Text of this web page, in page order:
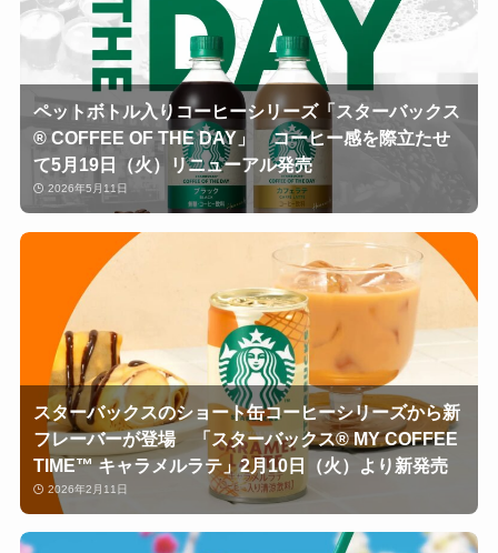
ペットボトル入りコーヒーシリーズ「スターバックス
® COFFEE OF THE DAY」 コーヒー感を際立たせ
て5月19日（火）リニューアル発売
2026年5月11日
スターバックスのショート缶コーヒーシリーズから新
フレーバーが登場 「スターバックス® MY COFFEE
TIME™ キャラメルラテ」2月10日（火）より新発売
2026年2月11日